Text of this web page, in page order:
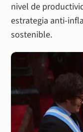
nivel de
estrategia anti-
sostenible.